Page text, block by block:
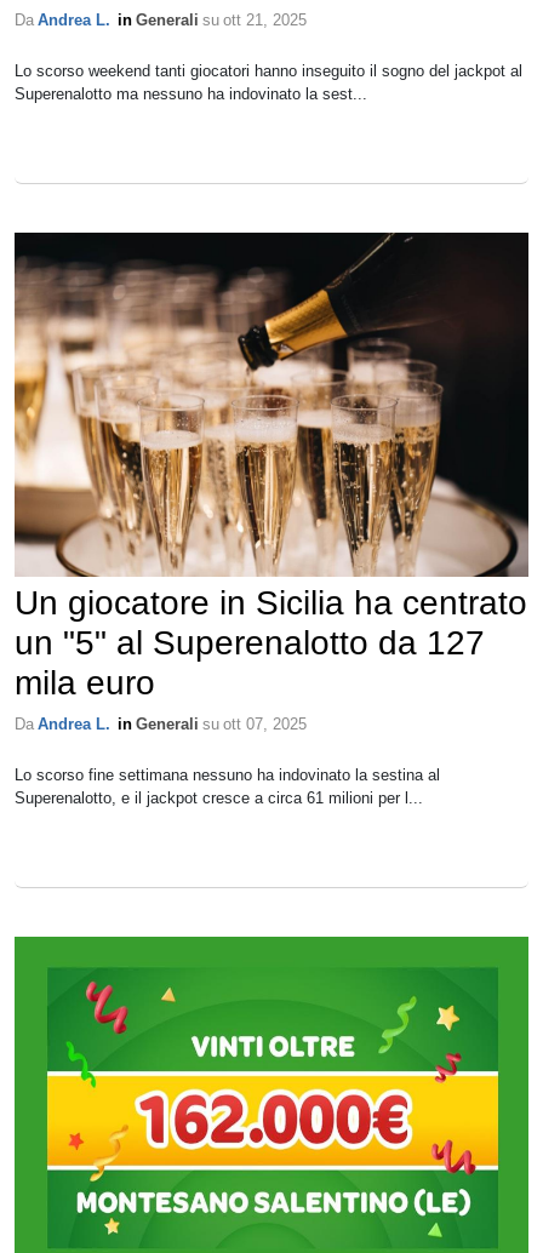
Da Andrea L. in Generali su ott 21, 2025
Lo scorso weekend tanti giocatori hanno inseguito il sogno del jackpot al
Superenalotto ma nessuno ha indovinato la sest...
Un giocatore in Sicilia ha centrato
un "5" al Superenalotto da 127
mila euro
Da Andrea L. in Generali su ott 07, 2025
Lo scorso fine settimana nessuno ha indovinato la sestina al
Superenalotto, e il jackpot cresce a circa 61 milioni per l...